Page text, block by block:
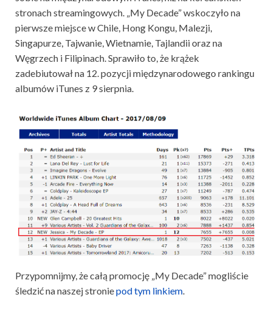
stronach streamingowych. „My Decade” wskoczyło na
pierwsze miejsce w Chile, Hong Kongu, Malezji,
Singapurze, Tajwanie, Wietnamie, Tajlandii oraz na
Węgrzech i Filipinach. Sprawiło to, że krążek
zadebiutował na 12. pozycji międzynarodowego rankingu
albumów iTunes z 9 sierpnia.
Przypomnijmy, że całą promocję „My Decade” mogliście
śledzić na naszej stroniepod tym linkiem.